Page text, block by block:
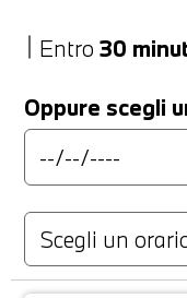
Entro 30
Oppure scegli